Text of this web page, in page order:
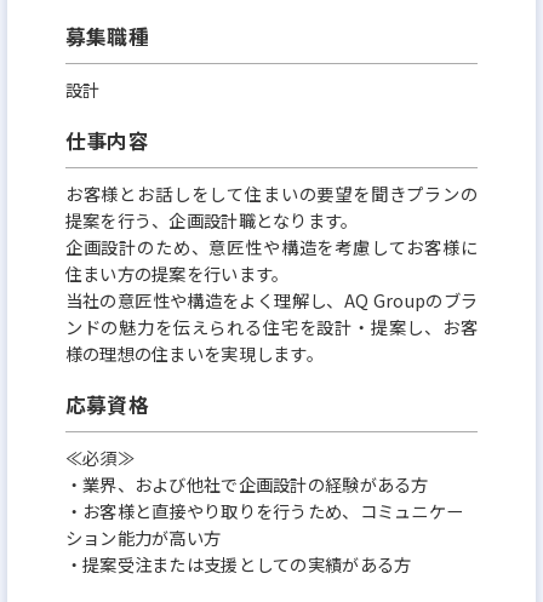
それを叶えるべく当社は、ESG、CSR、SDGsを柱と
して社会における自らの責任と役割を果たし、
長期的に持続可能な企業を目指します。
私たちの新コーポレートメッセージは「常識を破壊
し、真に豊かな暮らしを創造する」。
この旗印のもと豊かな暮らし創造企業として、人々
の安心・安全な社会の実現に努めていきます。
募集職種
設計
仕事内容
お客様とお話しをして住まいの要望を聞きプランの
提案を行う、企画設計職となります。
企画設計のため、意匠性や構造を考慮してお客様に
住まい方の提案を行います。
当社の意匠性や構造をよく理解し、AQ Groupのブラ
ンドの魅力を伝えられる住宅を設計・提案し、お客
様の理想の住まいを実現します。
応募資格
≪必須≫
・業界、および他社で企画設計の経験がある方
・お客様と直接やり取りを行うため、コミュニケー
ション能力が高い方
・提案受注または支援としての実績がある方